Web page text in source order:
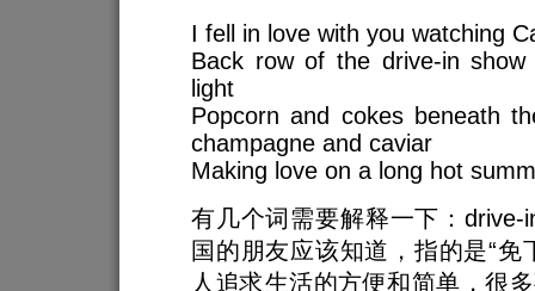
I fell in love with you watching
Back row of the drive-in
light
Popcorn and cokes beneath
champagne and caviar
Making love on a long hot
有几个词需要解释一下：drive-
国的朋友应该知道，指的是“免
人追求生活的方便和简单，很